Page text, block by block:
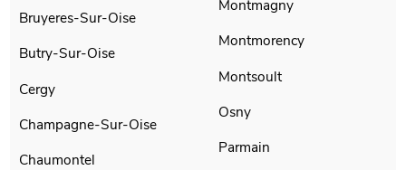
Bruyeres-Sur-Oise
Butry-Sur-Oise
Cergy
Champagne-Sur-Oise
Chaumontel
Montmagny
Montmorency
Montsoult
Osny
Parmain